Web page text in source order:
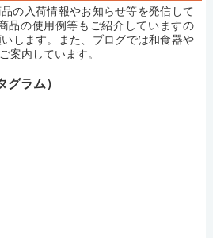
の入荷情報やお知らせ等を発信して
品の使用例等もご紹介していますの
します。また、ブログでは和食器や
案内しています。
ラム）